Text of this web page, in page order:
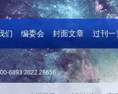
们 编委会 封面文章 过刊一
6893.2022.26656